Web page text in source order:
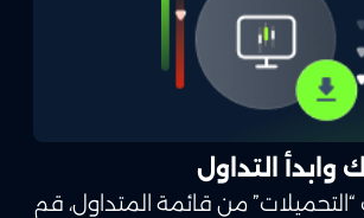
التداول
“التحميلات” من قائمة المتداول، قم